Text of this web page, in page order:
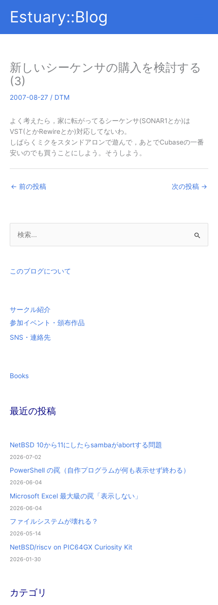
Estuary::Blog
新しいシーケンサの購入を検討する
(3)
2007-08-27 / DTM
よく考えたら，家に転がってるシーケンサ(SONAR1とか)は
VST(とかRewireとか)対応してないわ。
しばらくミクをスタンドアロンで遊んで，あとでCubaseの一番
安いのでも買うことにしよう。そうしよう。
← 前の投稿 次の投稿 →
象
このブログについて
サークル紹介
参加イベント・頒布作品
SNS・連絡先
Books
最近の投稿
NetBSD 10から11にしたらsambaがabortする問題
2026-07-02
PowerShell の罠（自作プログラムが何も表示せず終わる）
2026-06-04
Microsoft Excel 最大級の罠「表示しない」
2026-06-04
ファイルシステムが壊れる？
2026-05-14
NetBSD/riscv on PIC64GX Curiosity Kit
2026-01-30
カテゴリ